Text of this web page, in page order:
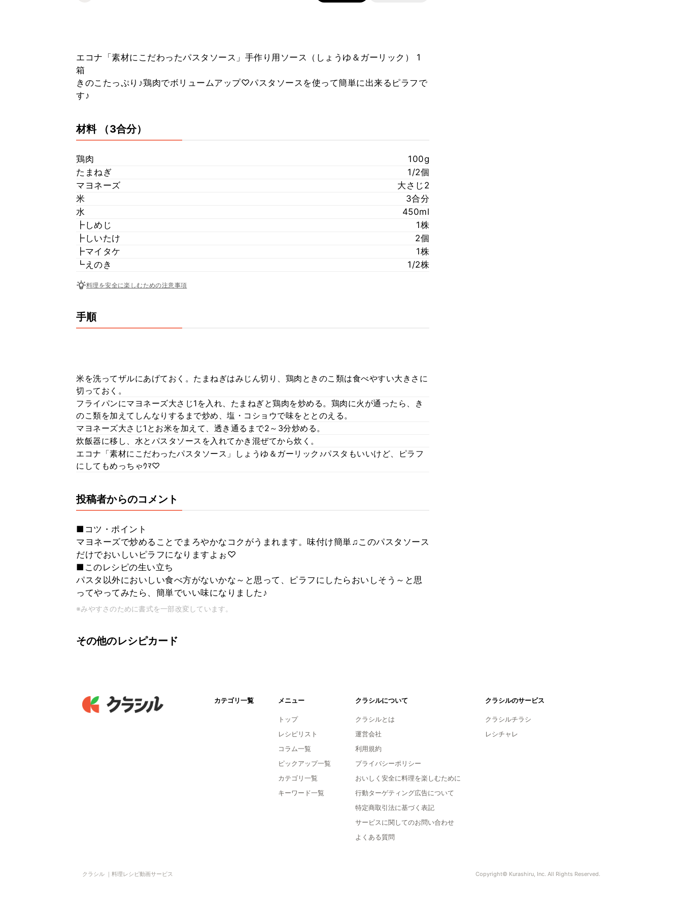
エコナ「素材にこだわったパスタソース」手作り用ソース（しょうゆ＆ガーリック） 1
箱
きのこたっぷり♪鶏肉でボリュームアップ♡パスタソースを使って簡単に出来るピラフで
す♪
材料 （3合分）
鶏肉
100g
たまねぎ
1/2個
マヨネーズ
大さじ2
米
3合分
水
450ml
┣しめじ
1株
┣しいたけ
2個
┣マイタケ
1株
┗えのき
1/2株
料理を安全に楽しむための注意事項
手順
米を洗ってザルにあげておく。たまねぎはみじん切り、鶏肉ときのこ類は食べやすい大きさに
切っておく。
フライパンにマヨネーズ大さじ1を入れ、たまねぎと鶏肉を炒める。鶏肉に火が通ったら、き
のこ類を加えてしんなりするまで炒め、塩・コショウで味をととのえる。
マヨネーズ大さじ1とお米を加えて、透き通るまで2～3分炒める。
炊飯器に移し、水とパスタソースを入れてかき混ぜてから炊く。
エコナ「素材にこだわったパスタソース」しょうゆ＆ガーリック♪パスタもいいけど、ピラフ
にしてもめっちゃｳﾏ♡
投稿者からのコメント
■コツ・ポイント
マヨネーズで炒めることでまろやかなコクがうまれます。味付け簡単♫このパスタソース
だけでおいしいピラフになりますよぉ♡
■このレシピの生い立ち
パスタ以外においしい食べ方がないかな～と思って、ピラフにしたらおいしそう～と思
ってやってみたら、簡単でいい味になりました♪
※みやすさのために書式を一部改変しています。
その他のレシピカード
カテゴリ一覧 メニュー
トップ
レシピリスト
コラム一覧
ピックアップ一覧
カテゴリ一覧
キーワード一覧
クラシルについて
クラシルとは
運営会社
利用規約
プライバシーポリシー
おいしく安全に料理を楽しむために
行動ターゲティング広告について
特定商取引法に基づく表記
サービスに関してのお問い合わせ
よくある質問
クラシルのサービス
クラシルチラシ
レシチャレ
クラシル ｜料理レシピ動画サービス Copyright© Kurashiru, Inc. All Rights Reserved.